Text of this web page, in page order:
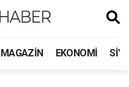
MAGAZIN EKONOMI